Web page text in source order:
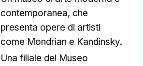
contemporanea, che
presenta opere di artisti
come Mondrian e Kandinsky.
Una filiale del Museo